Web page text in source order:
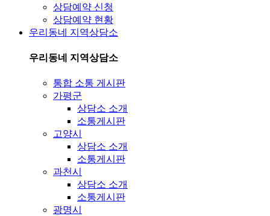
상담예약 신청
상담예약 현황
우리동네 지역상담소
우리동네 지역상담소
통합 소통 게시판
가평군
상담소 소개
소통게시판
고양시
상담소 소개
소통게시판
과천시
상담소 소개
소통게시판
광명시